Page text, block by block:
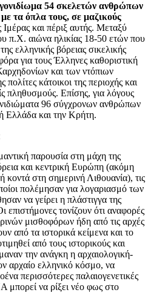
54 σκελετών ανθρώπων
τα όπλα τους, σε μαζικούς
Ιμέρας και πέριξ αυτής. Μεταξύ
π.Χ. αιώνα ηλικίας 18-50 ετών που
ελληνικής βόρειας σικελικής
για τους Έλληνες καθοριστική
και των ντόπιων
κάτοικοι της περιοχής και
πληθυσμούς. Επίσης, για λόγους
96 σύγχρονων ανθρώπων
Ελλάδα και την Κρήτη.
παρουσία στη μάχη της
και κεντρική Ευρώπη (ακόμη
κοντά στη σημερινή Λιθουανία), τις
πολέμησαν για λογαριασμό των
να γείρει η πλάστιγγα της
επιστήμονες τονίζουν ότι αναφορές
μισθοφόρων ήδη από τις αρχές
από τα ιστορικά κείμενα και το
από τους ιστορικούς και
την ανάγκη η αρχαιολογική-
αρχαίο ελληνικό κόσμο, να
περισσότερες παλαιογενετικές
μπορεί να ρίξει νέο φως στο